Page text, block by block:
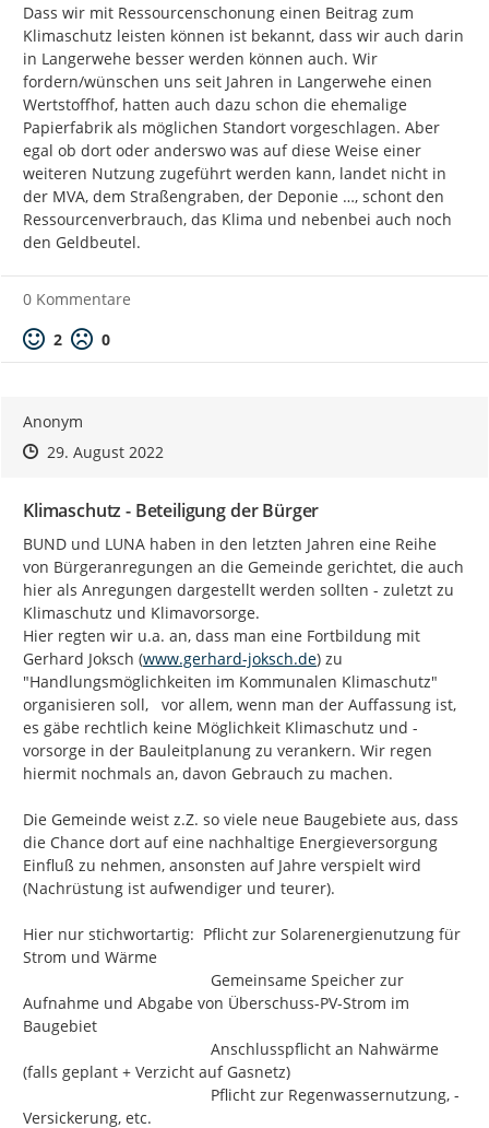
Dass wir mit Ressourcenschonung einen Beitrag zum
Klimaschutz leisten können ist bekannt, dass wir auch darin
in Langerwehe besser werden können auch. Wir
fordern/wünschen uns seit Jahren in Langerwehe einen
Wertstoffhof, hatten auch dazu schon die ehemalige
Papierfabrik als möglichen Standort vorgeschlagen. Aber
egal ob dort oder anderswo was auf diese Weise einer
weiteren Nutzung zugeführt werden kann, landet nicht in
der MVA, dem Straßengraben, der Deponie …, schont den
Ressourcenverbrauch, das Klima und nebenbei auch noch
den Geldbeutel.
0 Kommentare
Positive Bewertung
2 Negative Bewertung
0
Anonym
Zeitpunkt des Erstellens
Zeitpunkt des Erstellens
29. August 2022Zur Äußerung
Klimaschutz - Beteiligung der Bürger
BUND und LUNA haben in den letzten Jahren eine Reihe
von Bürgeranregungen an die Gemeinde gerichtet, die auch
hier als Anregungen dargestellt werden sollten - zuletzt zu
Klimaschutz und Klimavorsorge.
Hier regten wir u.a. an, dass man eine Fortbildung mit
Gerhard Joksch (http://
www.gerhard-joksch.de) zu
"Handlungsmöglichkeiten im Kommunalen Klimaschutz"
organisieren soll,   vor allem, wenn man der Auffassung ist,
es gäbe rechtlich keine Möglichkeit Klimaschutz und -
vorsorge in der Bauleitplanung zu verankern. Wir regen
hiermit nochmals an, davon Gebrauch zu machen.
Die Gemeinde weist z.Z. so viele neue Baugebiete aus, dass
die Chance dort auf eine nachhaltige Energieversorgung
Einfluß zu nehmen, ansonsten auf Jahre verspielt wird
(Nachrüstung ist aufwendiger und teurer).
Hier nur stichwortartig:  Pflicht zur Solarenergienutzung für
Strom und Wärme
Aufnahme und Abgabe von Überschuss-PV-Strom im
Baugebiet
(falls geplant + Verzicht auf Gasnetz)
Versickerung, etc.